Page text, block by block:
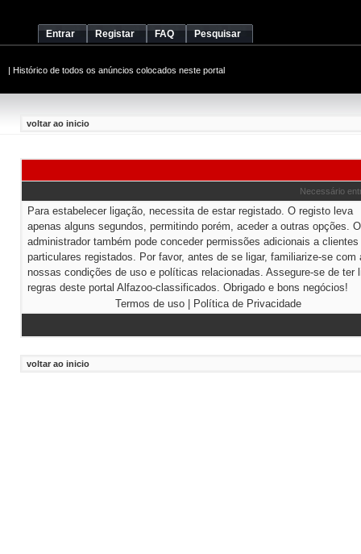
Entrar Registar FAQ Pesquisar
| Histórico de todos os anúncios colocados neste portal
voltar ao inicio
Necessário
Para estabelecer ligação, necessita de estar registado. O registo leva
apenas alguns segundos, permitindo porém, aceder a outras opções. O
administrador também pode conceder permissões adicionais a clientes
particulares registados. Por favor, antes de se ligar, familiarize-se com
nossas condições de uso e políticas relacionadas. Assegure-se de ter
regras deste portal Alfazoo-classificados. Obrigado e bons negócios!
Termos de uso| Política de Privacidade
voltar ao inicio